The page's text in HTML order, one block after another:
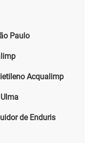
Paulo
Acqualimp
de Enduris